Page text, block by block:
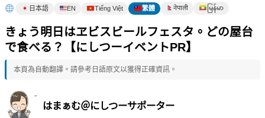
日本語 EN Tiếng Việt 繁體 नेपाली မြန်မာ
きょう明日はヱビスビールフェスタ。どの屋台
で食べる？【にしつーイベントPR】
本頁為自動翻譯。請參考日語原文以獲得正確資訊。
はまぁむ＠にしつーサポーター